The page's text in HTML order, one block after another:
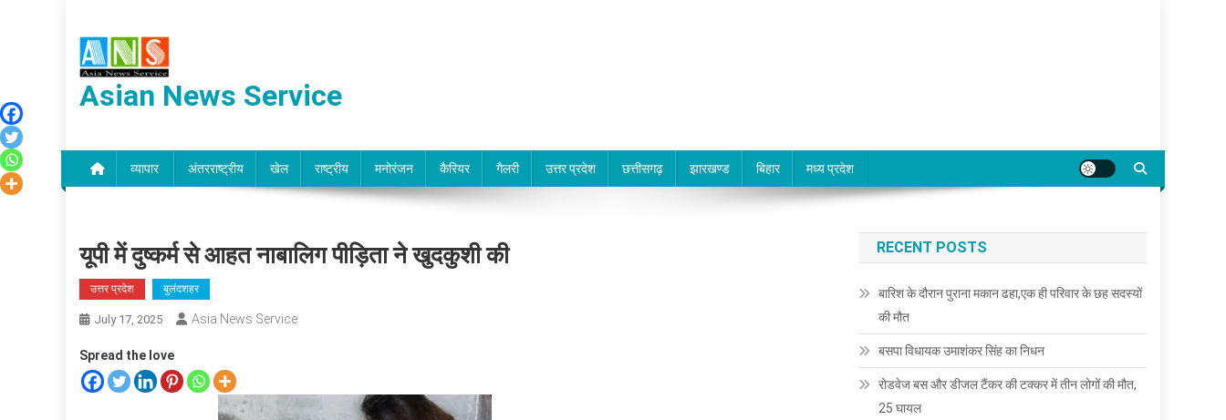
content
Asian News Service
व्यापार अंतरराष्ट्रीय खेल राष्ट्रीय मनोरंजन कैरियर गैलरी उत्तर प्रदेश छत्तीसगढ़ झारखण्ड बिहार मध्य प्रदेश
यूपी में दुष्कर्म से आहत नाबालिग पीड़िता ने खुदकुशी की
उत्तर प्रदेश बुलंदशहर
July 17, 2025 Asia News Service
Spread the love
RECENT POSTS
बारिश के दौरान पुराना मकान ढहा,एक ही परिवार के छह सदस्यों
की मौत
बसपा विधायक उमाशंकर सिंह का निधन
रोडवेज बस और डीजल टैंकर की टक्कर में तीन लोगों की मौत,
25 घायल